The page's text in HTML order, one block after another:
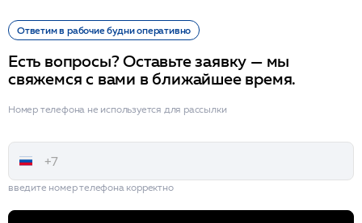
Ответим в рабочие будни оперативно
Есть вопросы? Оставьте заявку — мы
свяжемся с вами в ближайшее время.
Номер телефона не используется для рассылки
введите номер телефона корректно